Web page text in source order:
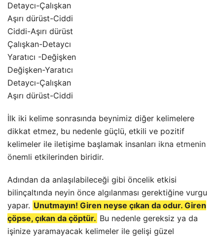
Detaycı-Çalışkan
Aşırı dürüst-Ciddi
Ciddi-Aşırı dürüst
Çalışkan-Detaycı
Yaratıcı -Değişken
Değişken-Yaratıcı
Detaycı-Çalışkan
Aşırı dürüst-Ciddi
İlk iki kelime sonrasında beynimiz diğer kelimelere
dikkat etmez, bu nedenle güçlü, etkili ve pozitif
kelimeler ile iletişime başlamak insanları ikna etmenin
önemli etkilerinden biridir.
Adından da anlaşılabileceği gibi öncelik etkisi
bilinçaltında neyin önce algılanması gerektiğine vurgu
yapar. Unutmayın! Giren neyse çıkan da odur. Giren
çöpse, çıkan da çöptür. Bu nedenle gereksiz ya da
işinize yaramayacak kelimeler ile gelişi güzel